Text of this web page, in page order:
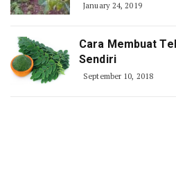
January 24, 2019
Cara Membuat
Sendiri
September 10, 2018